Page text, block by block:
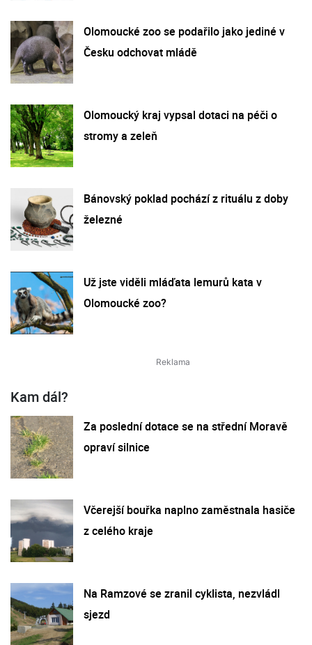
Olomoucké zoo se podařilo jako jediné v
Česku odchovat mládě
Olomoucký kraj vypsal dotaci na péči o
stromy a zeleň
Bánovský poklad pochází z rituálu z doby
železné
Už jste viděli mláďata lemurů kata v
Olomoucké zoo?
Kam dál?
Za poslední dotace se na střední Moravě
opraví silnice
Včerejší bouřka naplno zaměstnala hasiče
z celého kraje
Na Ramzové se zranil cyklista, nezvládl
sjezd